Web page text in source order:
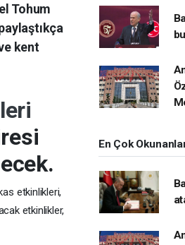
Tohum
kent
etkinlikleri,
etkinlikler,
En Çok